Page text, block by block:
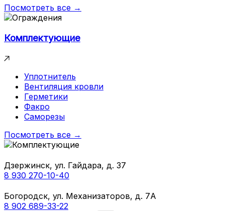
Посмотреть все →
Комплектующие
Уплотнитель
Вентиляция кровли
Герметики
Факро
Саморезы
Посмотреть все →
Дзержинск, ул. Гайдара, д. 37
8 930 270-10-40
Богородск, ул. Механизаторов, д. 7А
8 902 689-33-22